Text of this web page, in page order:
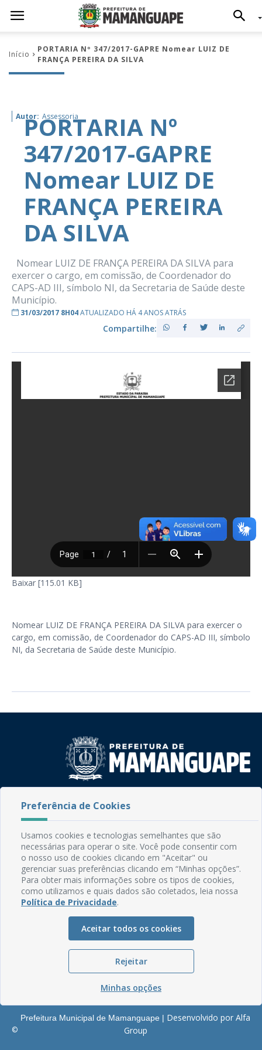
Início
PORTARIA Nº 347/2017-GAPRE Nomear LUIZ DE
FRANÇA PEREIRA DA SILVA
Autor: Assessoria
PORTARIA Nº
347/2017-GAPRE
Nomear LUIZ DE
FRANÇA PEREIRA
DA SILVA
Nomear LUIZ DE FRANÇA PEREIRA DA SILVA para
exercer o cargo, em comissão, de Coordenador do
CAPS-AD III, símbolo NI, da Secretaria de Saúde deste
Município.
31/03/2017 8H04ATUALIZADO HÁ 4 ANOS ATRÁS
Compartilhe:
Baixar [115.01 KB]
Nomear LUIZ DE FRANÇA PEREIRA DA SILVA para exercer o
cargo, em comissão, de Coordenador do CAPS-AD III, símbolo
NI, da Secretaria de Saúde deste Município.
CEP: 58.280-000 - Mamanguape/PB
Fone: (83) 3292-2246
Email: comunicacao@mamanguape.pb.gov.br
Expediente: Segunda à Sexta, das 08h às 13h
Mapa do Site
Perguntas frequentes
Glossário
Serviços Internos
©
Prefeitura Municipal de Mamanguape | Desenvolvido por Alfa
Group
Preferência de Cookies
Usamos cookies e tecnologias semelhantes que são
necessárias para operar o site. Você pode consentir com
o nosso uso de cookies clicando em "Aceitar" ou
gerenciar suas preferências clicando em “Minhas opções”.
Para obter mais informações sobre os tipos de cookies,
como utilizamos e quais dados são coletados, leia nossa
Política de Privacidade.
Aceitar todos os cookies
Rejeitar
Minhas opções